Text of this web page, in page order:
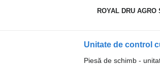
ROYAL DRU AGRO
Piesă de schimb -